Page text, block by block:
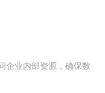
企业内部资源，确保数